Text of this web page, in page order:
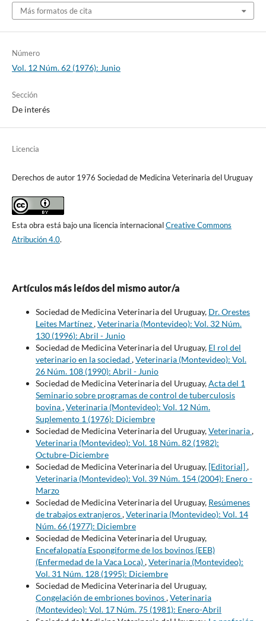
Más formatos de cita
Número
Vol. 12 Núm. 62 (1976): Junio
Sección
De interés
Licencia
Derechos de autor 1976 Sociedad de Medicina Veterinaria del Uruguay
Esta obra está bajo una licencia internacionalCreative Commons
Atribución 4.0.
Artículos más leídos del mismo autor/a
Sociedad de Medicina Veterinaria del Uruguay, Dr. Orestes
Leites Martínez,Veterinaria (Montevideo): Vol. 32 Núm.
130 (1996): Abril - Junio
Sociedad de Medicina Veterinaria del Uruguay, El rol del
veterinario en la sociedad ,Veterinaria (Montevideo): Vol.
26 Núm. 108 (1990): Abril - Junio
Sociedad de Medicina Veterinaria del Uruguay,Acta del 1
Seminario sobre programas de control de tuberculosis
bovina,Veterinaria (Montevideo): Vol. 12 Núm.
Suplemento 1 (1976): Diciembre
Sociedad de Medicina Veterinaria del Uruguay,Veterinaria,
Veterinaria (Montevideo): Vol. 18 Núm. 82 (1982):
Octubre-Diciembre
Sociedad de Medicina Veterinaria del Uruguay, [Editorial],
Veterinaria (Montevideo): Vol. 39 Núm. 154 (2004): Enero -
Marzo
Sociedad de Medicina Veterinaria del Uruguay, Resúmenes
de trabajos extranjeros,Veterinaria (Montevideo): Vol. 14
Núm. 66 (1977): Diciembre
Sociedad de Medicina Veterinaria del Uruguay,
Encefalopatía Espongiforme de los bovinos (EEB)
(Enfermedad de la Vaca Loca),Veterinaria (Montevideo):
Vol. 31 Núm. 128 (1995): Diciembre
Sociedad de Medicina Veterinaria del Uruguay,
Congelación de embriones bovinos,Veterinaria
(Montevideo): Vol. 17 Núm. 75 (1981): Enero-Abril